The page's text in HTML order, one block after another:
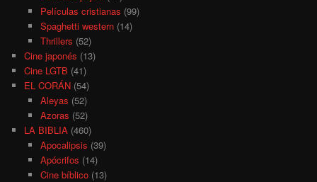
Películas cristianas (99)
Spaghetti western(14)
Thrillers (52)
Cine japonés (13)
Cine LGTB (41)
EL CORÁN (54)
Aleyas (52)
Azoras (52)
LA BIBLIA (460)
Apocalipsis (39)
Apócrifos (14)
Cine bíblico(13)